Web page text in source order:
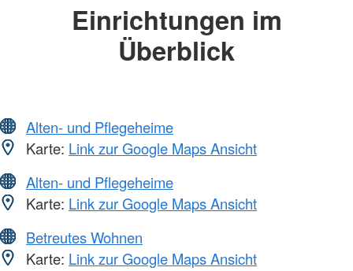
Einrichtungen im
Überblick
Alten- und Pflegeheime
Karte: Link zur Google Maps Ansicht
Alten- und Pflegeheime
Karte: Link zur Google Maps Ansicht
Betreutes Wohnen
Karte: Link zur Google Maps Ansicht